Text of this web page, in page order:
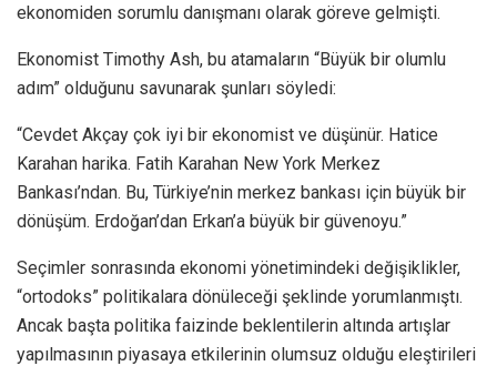
ekonomiden sorumlu danışmanı olarak göreve gelmişti.
Ekonomist Timothy Ash, bu atamaların “Büyük bir olumlu
adım” olduğunu savunarak şunları söyledi:
“Cevdet Akçay çok iyi bir ekonomist ve düşünür. Hatice
Karahan harika. Fatih Karahan New York Merkez
Bankası’ndan. Bu, Türkiye’nin merkez bankası için büyük bir
dönüşüm. Erdoğan’dan Erkan’a büyük bir güvenoyu.”
Seçimler sonrasında ekonomi yönetimindeki değişiklikler,
“ortodoks” politikalara dönüleceği şeklinde yorumlanmıştı.
Ancak başta politika faizinde beklentilerin altında artışlar
yapılmasının piyasaya etkilerinin olumsuz olduğu eleştirileri